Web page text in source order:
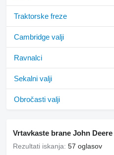
Traktorske freze
Cambridge valji
Ravnalci
Sekalni valji
Obročasti valji
Vrtavkaste brane John Deere
Rezultati iskanja: 57 oglasov